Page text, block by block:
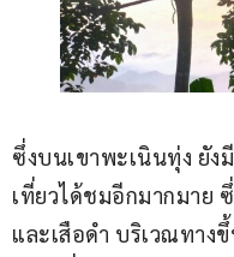
ซึ่งบนเขาพะเนินทุ่ง ยั
เที่ยวได้ชมอีกมากมาย
และเสือดำ บริเวณทาง